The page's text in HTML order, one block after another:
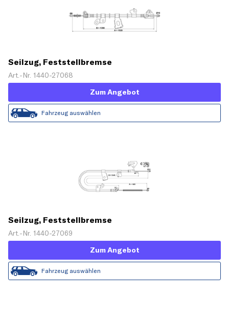
Seilzug, Feststellbremse
Art.-Nr. 1440-27068
Zum Angebot
Fahrzeug auswählen
Seilzug, Feststellbremse
Art.-Nr. 1440-27069
Zum Angebot
Fahrzeug auswählen